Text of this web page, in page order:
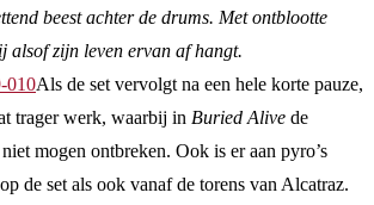
beest achter de drums. Met ontblootte
alsof zijn leven ervan af hangt.
Als de set vervolgt na een hele korte pauze,
trager werk, waarbij in Buried Alive de
mogen ontbreken. Ook is er aan pyro’s
de set als ook vanaf de torens van Alcatraz.